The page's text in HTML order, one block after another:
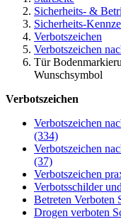
Sicherheits- &
Sicherheits-
Verbotszeichen
Verbotszeichen
Tür
Wunschsymbol
Verbotszeichen
Verbotszeichen
(334)
Verbotszeichen
(37)
Verbotszeichen
Verbotsschilder
Betreten Verboten
Drogen verboten